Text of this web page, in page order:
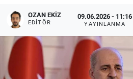
OZAN EKIZ
EDITÖR
09.06.2026 - 11:16
YAYINLANMA